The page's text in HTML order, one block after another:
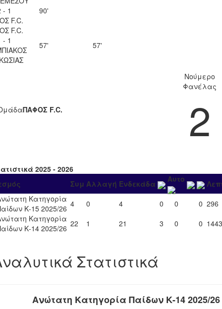
- 1
F.C.
90'
F.C.
- 1
57' 57'
ΠΑΦΟΣ F.C.
Νούμερο
Φανέλας
2
2025 - 2026
Συμ Αλλαγή Ενδεκάδα Αυτο
Κατηγορία
Κ-15 2025/26 4 0 4 0 0 0 296
Κατηγορία
Κ-14 2025/26 22 1 21 3 0 0 1443
Στατιστικά
Ανώτατη Κατηγορία Παίδων Κ-14 2025/26